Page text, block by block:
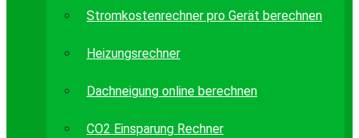
Stromkostenrechner pro Gerät berechnen
Heizungsrechner
Dachneigung online berechnen
CO2 Einsparung Rechner